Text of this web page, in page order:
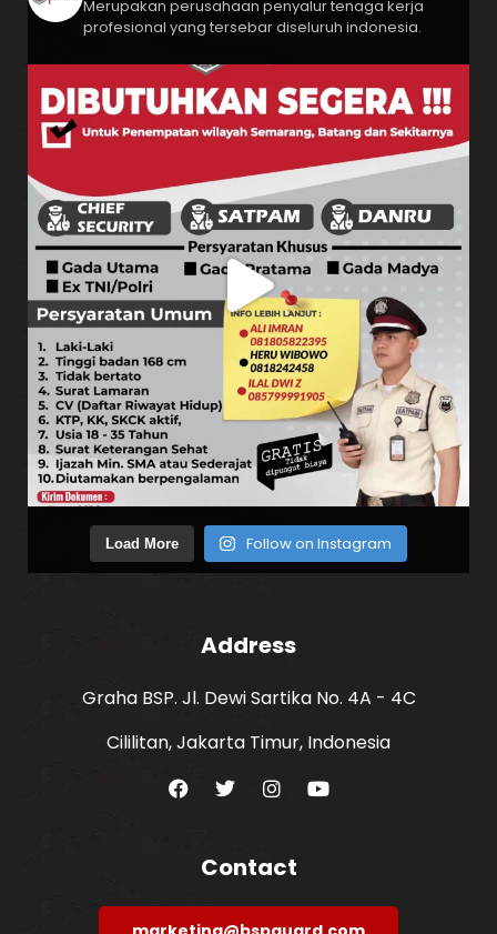
Merupakan perusahaan penyalur tenaga kerja
profesional yang tersebar diseluruh indonesia.
Load More Follow on Instagram
Address
Graha BSP. Jl. Dewi Sartika No. 4A - 4C
Cililitan, Jakarta Timur, Indonesia
Contact